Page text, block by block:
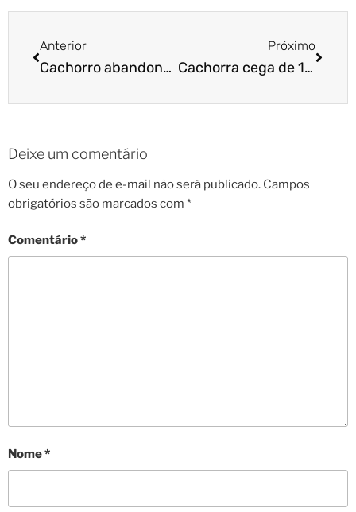
Anterior
Cachorro abandonado “escolhe” casa pra morar e adota tutora
Próximo
Cachorra cega de 18 anos é entregue a abrigo dos EUA, mas encontra uma nova família
Deixe um comentário
O seu endereço de e-mail não será publicado. Campos
obrigatórios são marcados com *
Comentário*
Nome*